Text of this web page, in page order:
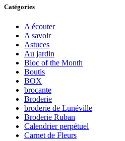
Catégories
A écouter
A savoir
Astuces
Au jardin
Bloc of the Month
Boutis
BOX
brocante
Broderie
broderie de Lunéville
Broderie Ruban
Calendrier perpétuel
Carnet de Fleurs